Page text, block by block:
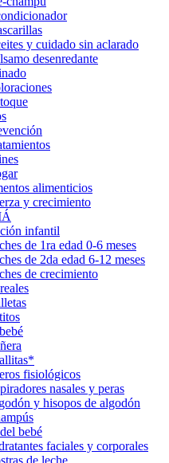
y cuidado sin aclarado
desenredante
alimenticios
y crecimiento
infantil
de 1ra edad 0-6 meses
de 2da edad 6-12 meses
de crecimiento
fisiológicos
nasales y peras
y hisopos de algodón
bebé
faciales y corporales
de leche